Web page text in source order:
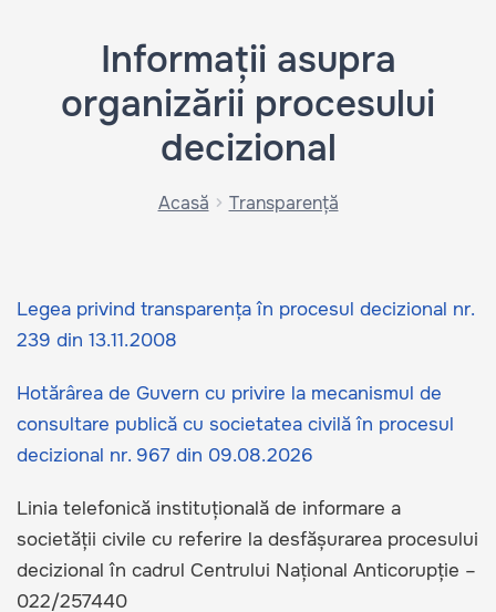
Informații asupra
organizării procesului
decizional
Acasă Transparență
Legea privind transparența în procesul decizional nr.
239 din 13.11.2008
Hotărârea de Guvern cu privire la mecanismul de
consultare publică cu societatea civilă în procesul
decizional nr. 967 din 09.08.2026
Linia telefonică instituțională de informare a
societății civile cu referire la desfășurarea procesului
decizional în cadrul Centrului Național Anticorupție –
022/257440